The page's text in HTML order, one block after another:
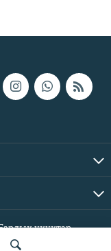
укуктар